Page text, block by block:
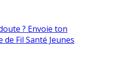
? Envoie ton
de Fil Santé Jeunes